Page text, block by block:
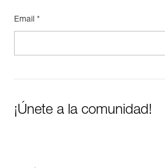
Email *
¡Únete a la comunidad!